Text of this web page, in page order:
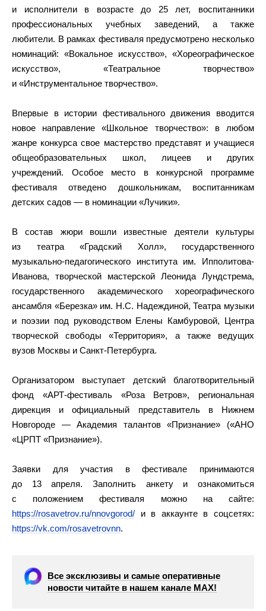
и исполнители в возрасте до 25 лет, воспитанники
профессиональных учебных заведений, а также
любители. В рамках фестиваля предусмотрено несколько
номинаций: «Вокальное искусство», «Хореографическое
искусство», «Театральное творчество»
и «Инструментальное творчество».
Впервые в истории фестивального движения вводится
новое направление «Школьное творчество»: в любом
жанре конкурса свое мастерство представят и учащиеся
общеобразовательных школ, лицеев и других
учреждений. Особое место в конкурсной программе
фестиваля отведено дошкольникам, воспитанникам
детских садов — в номинации «Лучики».
В состав жюри вошли известные деятели культуры
из театра «Градский Холл», государственного
музыкально-педагогического института им. Ипполитова-
Иванова, творческой мастерской Леонида Лундстрема,
государственного академического хореографического
ансамбля «Березка» им. Н.С. Надеждиной, Театра музыки
и поэзии под руководством Елены Камбуровой, Центра
творческой свободы «Территория», а также ведущих
вузов Москвы и Санкт-Петербурга.
Организатором выступает детский благотворительный
фонд «АРТ-фестиваль «Роза Ветров», региональная
дирекция и официальный представитель в Нижнем
Новгороде — Академия талантов «Признание» («АНО
«ЦРПТ «Признание»).
Заявки для участия в фестивале принимаются
до 13 апреля. Заполнить анкету и ознакомиться
с положением фестиваля можно на сайте:
https://rosavetrov.ru/nnovgorod/ и в аккаунте в соцсетях:
https://vk.com/rosavetrovnn.
Все эксклюзивы и самые оперативные
новости читайте в нашем канале МАХ!